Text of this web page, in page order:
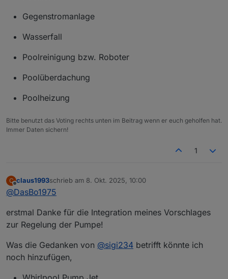
automatisch.
Gegenstromanlage
Wasserfall
Poolreinigung bzw. Roboter
Poolüberdachung
Poolheizung
Bitte benutzt das Voting rechts unten im Beitrag wenn er euch geholfen hat.
Immer Daten sichern!
1
C
Offline
claus1993schrieb am 8. Okt. 2025, 10:00
zuletzt editiert von
@DasBo1975
erstmal Danke für die Integration meines Vorschlages
zur Regelung der Pumpe!
Was die Gedanken von @sigi234 betrifft könnte ich
noch hinzufügen,